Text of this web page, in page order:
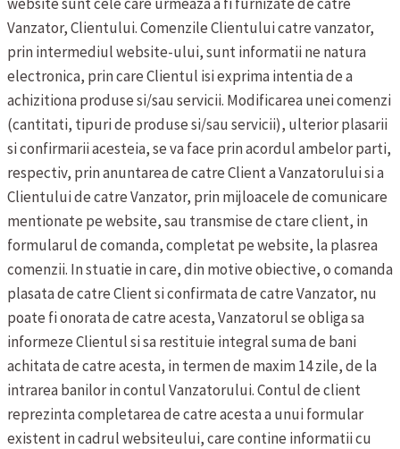
Vanzator, Clientului. Comenzile Clientului catre vanzator,
prin intermediul website-ului, sunt informatii ne natura
electronica, prin care Clientul isi exprima intentia de a
achizitiona produse si/sau servicii. Modificarea unei comenzi
(cantitati, tipuri de produse si/sau servicii), ulterior plasarii
si confirmarii acesteia, se va face prin acordul ambelor parti,
respectiv, prin anuntarea de catre Client a Vanzatorului si a
Clientului de catre Vanzator, prin mijloacele de comunicare
mentionate pe website, sau transmise de ctare client, in
formularul de comanda, completat pe website, la plasrea
comenzii. In stuatie in care, din motive obiective, o comanda
plasata de catre Client si confirmata de catre Vanzator, nu
poate fi onorata de catre acesta, Vanzatorul se obliga sa
informeze Clientul si sa restituie integral suma de bani
achitata de catre acesta, in termen de maxim 14 zile, de la
intrarea banilor in contul Vanzatorului.Contul de client
reprezinta completarea de catre acesta a unui formular
existent in cadrul websiteului, care contine informatii cu